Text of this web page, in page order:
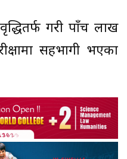
गरी पाँच लाख
सहभागी भएका